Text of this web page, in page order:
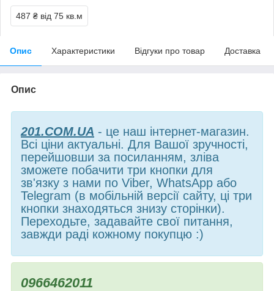
487 ₴ від 75 кв.м
Опис Характеристики Відгуки про товар Доставка
Опис
201.COM.UA - це наш інтернет-магазин.
Всі ціни актуальні. Для Вашої зручності,
перейшовши за посиланням, зліва
зможете побачити три кнопки для
зв'язку з нами по Viber, WhatsApp або
Telegram (в мобільній версії сайту, ці три
кнопки знаходяться знизу сторінки).
Переходьте, задавайте свої питання,
завжди раді кожному покупцю :)
0966462011